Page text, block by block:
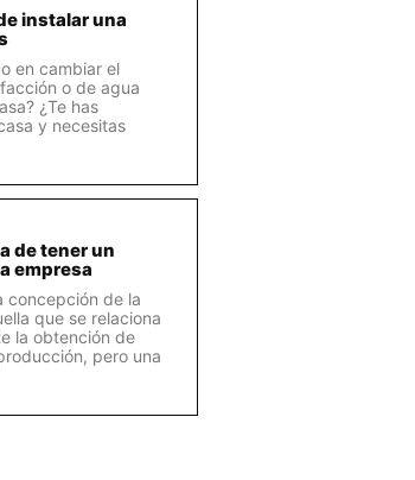
instalar una
en cambiar el
o de agua
¿Te has
y necesitas
de tener un
empresa
concepción de la
que se relaciona
la obtención de
pero una